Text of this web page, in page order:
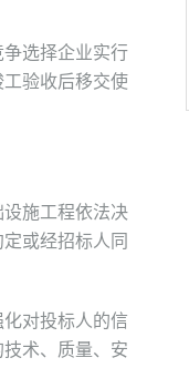
选择企业实行
验收后移交使
施工程依法决
或经招标人同
对投标人的信
术、质量、安